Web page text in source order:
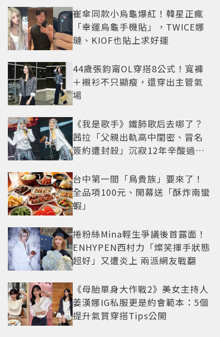
崔傘同款小烏龜爆紅！韓星正瘋
「幸運烏龜手機貼」，TWICE娜
璉、KIOF也貼上求好運
44歲張鈞甯OL穿搭8公式！寬褲
＋襯衫不只顯瘦，還穿出主管氣
場
《我是歌手》鐵肺歌后去哪了？
茜拉「父親出軌高中閨密、冒名
簽約遭封殺」沉寂12年辛酸過往
台中第一間「鳥貴族」要來了！
全品項100元、開幕送「酥炸南蠻
蝦」
捲粉絲Mina輕生爭議後首露面！
ENHYPEN西村力「燦笑揮手狀態
超好」又遭炎上 兩派網友戰翻
《母胎單身大作戰2》美女主持人
姜漢娜IG私服更是約會範本：5個
提升氣質穿搭Tips公開